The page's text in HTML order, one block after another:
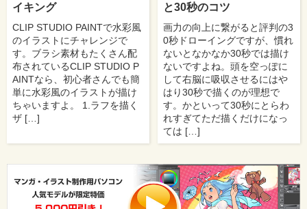
イキング
CLIP STUDIO PAINTで水彩風
のイラストにチャレンジで
す。ブラシ素材もたくさん配
布されているCLIP STUDIO P
AINTなら、初心者さんでも簡
単に水彩風のイラストが描け
ちゃいますよ。 1.ラフを描く
ザ […]
と30秒のコツ
画力の向上に繋がると評判の3
0秒ドローイングですが、慣れ
ないとなかなか30秒では描け
ないですよね。頭を空っぽに
して右脳に吸収させるにはや
はり30秒で描くのが理想で
す。かといって30秒にとらわ
れすぎてただ描くだけになっ
ては […]